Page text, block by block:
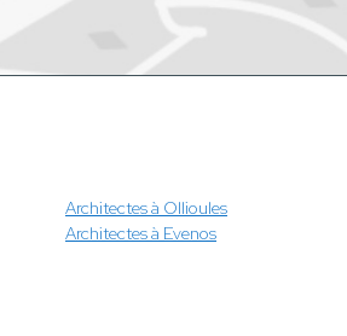
Architectes à Ollioules
Architectes à Evenos